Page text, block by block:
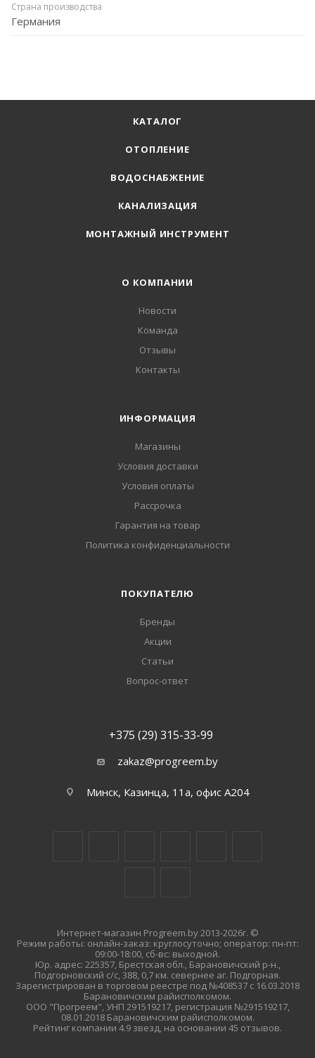
Страна производства
Германия
КАТАЛОГ
ОТОПЛЕНИЕ
ВОДОСНАБЖЕНИЕ
КАНАЛИЗАЦИЯ
МОНТАЖНЫЙ ИНСТРУМЕНТ
О КОМПАНИИ
Новости
Команда
Отзывы
Контакты
ИНФОРМАЦИЯ
Магазины
Условия доставки
Условия оплаты
Рассрочка
Гарантия на товар
Политика конфиденциальности
ПОКУПАТЕЛЮ
Бренды
Акции
Статьи
Вопрос-ответ
+375 (29) 315-33-99
zakaz@progreem.by
Минск, Казинца, 11а, офис А204
Интернет-магазин Progreem.by 2013-2026г. ©
Режим работы: онлайн-заказ: круглосуточно; оператор: пн-пт:
09:00-18:00, сб-вс: выходной.
Юр. адрес: 225357, Брестская обл., Барановичский р-н.,
Подгорновский с/с, 388, 0,7 км. севернее аг. Подгорная.
Зарегистрирован в торговом реестре под №408537 с 16.03.2018
Барановичским райисполкомом.
ООО "Прогреем", УНП 291519217, регистрация №291519217,
08.01.2018 Барановичским райисполкомом.
Рейтинг компании 4.9 звезд, на основании 45 отзывов.